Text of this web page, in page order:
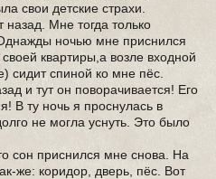
свои детские страхи.
назад. Мне тогда только
ночью мне приснился
квартиры,а возле входной
сидит спиной ко мне пёс.
и тут он поворачивается! Его
В ту ночь я проснулась в
не могла уснуть. Это было
сон приснился мне снова. На
же: коридор, дверь, пёс. Вот